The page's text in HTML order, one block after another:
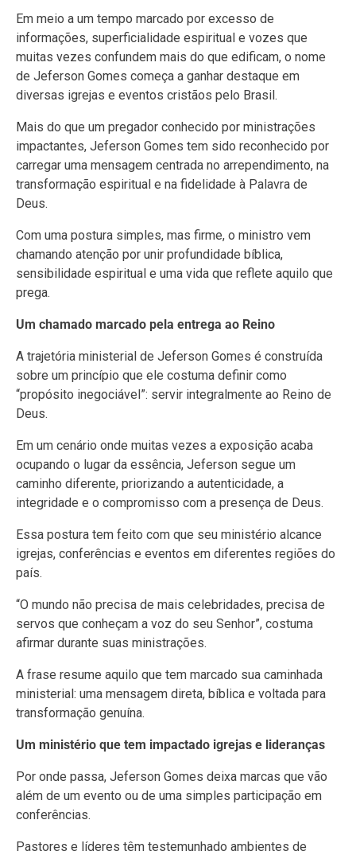
Em meio a um tempo marcado por excesso de
informações, superficialidade espiritual e vozes que
muitas vezes confundem mais do que edificam, o nome
de Jeferson Gomes começa a ganhar destaque em
diversas igrejas e eventos cristãos pelo Brasil.
Mais do que um pregador conhecido por ministrações
impactantes, Jeferson Gomes tem sido reconhecido por
carregar uma mensagem centrada no arrependimento, na
transformação espiritual e na fidelidade à Palavra de
Deus.
Com uma postura simples, mas firme, o ministro vem
chamando atenção por unir profundidade bíblica,
sensibilidade espiritual e uma vida que reflete aquilo que
prega.
Um chamado marcado pela entrega ao Reino
A trajetória ministerial de Jeferson Gomes é construída
sobre um princípio que ele costuma definir como
“propósito inegociável”: servir integralmente ao Reino de
Deus.
Em um cenário onde muitas vezes a exposição acaba
ocupando o lugar da essência, Jeferson segue um
caminho diferente, priorizando a autenticidade, a
integridade e o compromisso com a presença de Deus.
Essa postura tem feito com que seu ministério alcance
igrejas, conferências e eventos em diferentes regiões do
país.
“O mundo não precisa de mais celebridades, precisa de
servos que conheçam a voz do seu Senhor”, costuma
afirmar durante suas ministrações.
A frase resume aquilo que tem marcado sua caminhada
ministerial: uma mensagem direta, bíblica e voltada para
transformação genuína.
Um ministério que tem impactado igrejas e lideranças
Por onde passa, Jeferson Gomes deixa marcas que vão
além de um evento ou de uma simples participação em
conferências.
Pastores e líderes têm testemunhado ambientes de